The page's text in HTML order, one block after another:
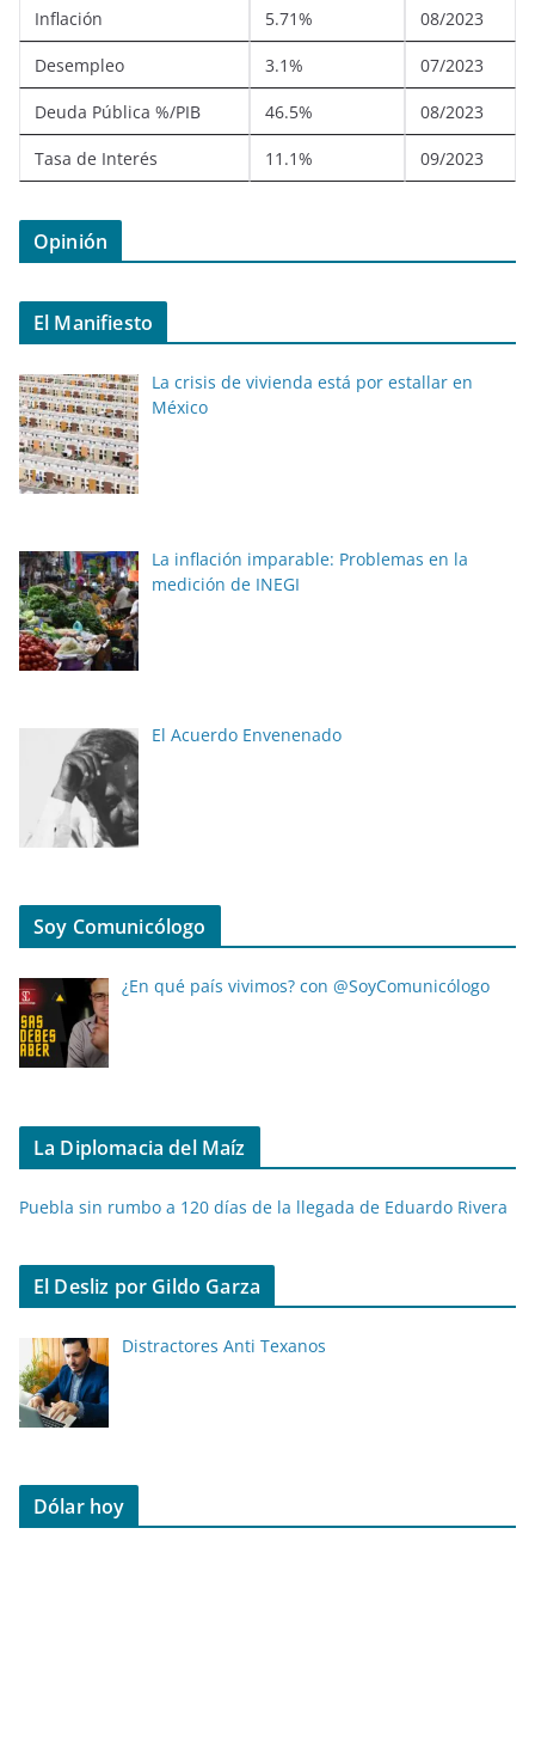
Inflación 5.71% 08/2023
Desempleo 3.1% 07/2023
Deuda Pública %/PIB 46.5% 08/2023
Tasa de Interés 11.1% 09/2023
Opinión
El Manifiesto
La crisis de vivienda está por estallar en
México
La inflación imparable: Problemas en la
medición de INEGI
El Acuerdo Envenenado
Soy Comunicólogo
¿En qué país vivimos? con @SoyComunicólogo
La Diplomacia del Maíz
Puebla sin rumbo a 120 días de la llegada de Eduardo Rivera
El Desliz por Gildo Garza
Distractores Anti Texanos
Dólar hoy